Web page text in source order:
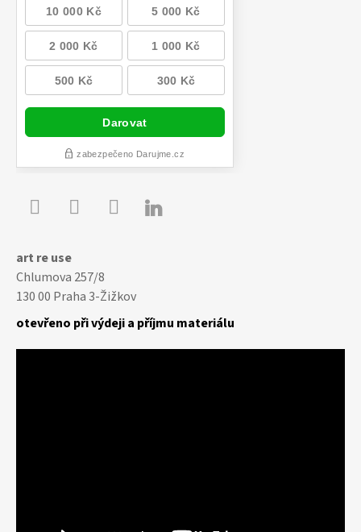

art re use
Chlumova 257/8
130 00 Praha 3-Žižkov
otevřeno při výdeji a příjmu materiálu